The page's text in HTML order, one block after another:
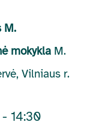
M.
mokykla M.
Vilniaus r.
- 14:30